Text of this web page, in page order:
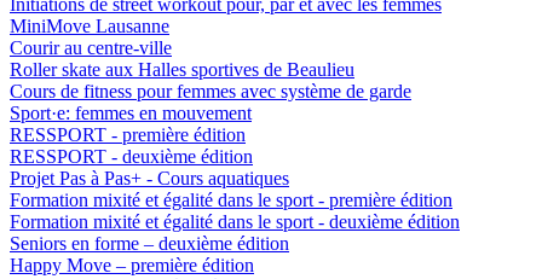
Initiations de street workout pour, par et avec les femmes
MiniMove Lausanne
Courir au centre-ville
Roller skate aux Halles sportives de Beaulieu
Cours de fitness pour femmes avec système de garde
Sport·e: femmes en mouvement
RESSPORT - première édition
RESSPORT - deuxième édition
Projet Pas à Pas+ - Cours aquatiques
Formation mixité et égalité dans le sport - première édition
Formation mixité et égalité dans le sport - deuxième édition
Seniors en forme – deuxième édition
Happy Move – première édition